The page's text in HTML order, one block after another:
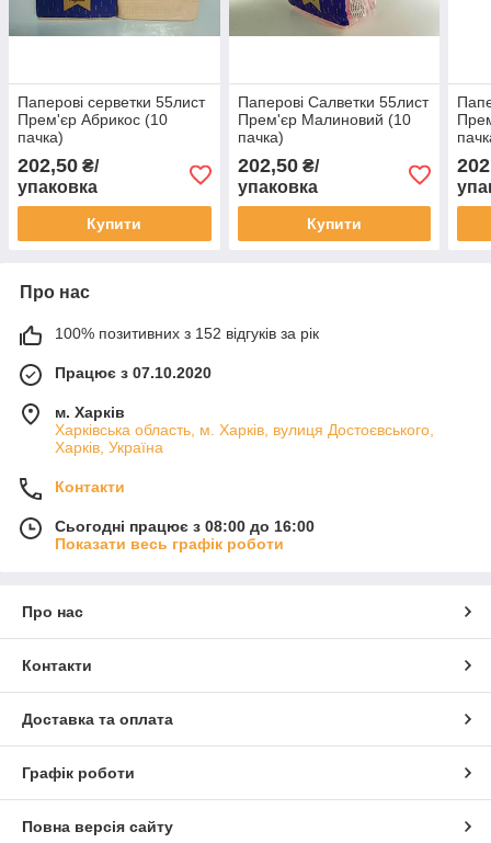
Паперові серветки 55лист
Прем'єр Абрикос (10
пачка)
202,50 ₴/
упаковка
Купити
Паперові Cалветки 55лист
Прем'єр Малиновий (10
пачка)
202,50₴/
упаковка
Купити
Про нас
100% позитивних з 152 відгуків за рік
Працює з 07.10.2020
м. Харків
Харківська область, м. Харків, вулиця Достоєвського,
Харків, Україна
Контакти
Сьогодні працює з 08:00 до 16:00
Показати весь графік роботи
Про нас
Контакти
Доставка та оплата
Графік роботи
Повна версія сайту